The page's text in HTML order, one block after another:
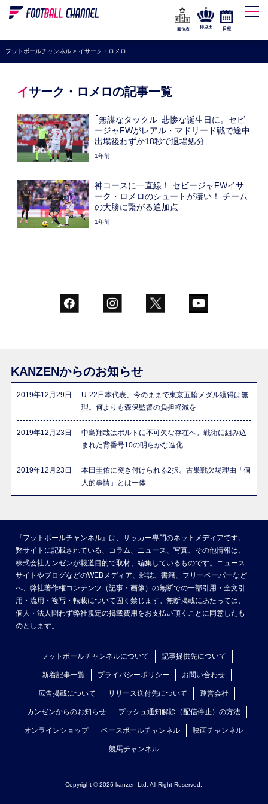
WEリーグ
海外サッカー
プレミアリーグ
ラ・リーガ
ブンデスリーガ
UEFA
高校サッカー
動画
順位表
得点王 日程
フットボールチャンネル> イサーク・ロメロ
イサーク・ロメロの記事一覧
｢無謀なタックル｣悲惨な誕生日に。セビ
ージャFWがレアル・マドリード戦で途中
出場後わずか18秒で退場処分
1年前
神コースに一直線！ セビージャFWイサ
ーク・ロメロのシュートが凄い！ チーム
の大勝に繋がる追加点
1年前
KANZENからのお知らせ
2019年12月29日
U-22日本代表、今のままで東京五輪メダル獲得は無
理。何よりも森保監督の負担軽減を
2019年12月23日
中島翔哉はポルトに不可欠な存在へ。戦術に組み込
まれた背番号10の明らかな進化
2019年12月23日
本田圭佑に突き付けられる2択。古巣戦欠場理由「個
人的事情」とは一体…
『フットボールチャンネル』は、サッカー専門のネットメディアです。
弊サイトに記載されている、コラム、ニュース、写真、その他情報は、
株式会社カンゼンが報道目的で取材、編集しているものです。ニュース
サイトやブログなどのWEBメディア、雑誌、書籍、フリーペーパーなど
へ、弊社著作権コンテンツ（記事・画像）の無断での一部引用・全文引
用・流用・複写・転載について固く禁じます。無断掲載にあたっては、
個人・法人問わず弊社規定の掲載費用をお支払い頂くことに同意したも
のとします。
フットボールチャンネルについて 記事提供先について
新着記事一覧 プライバシーポリシー お問い合わせ
広告掲載について リリース送付先について 運営会社
カンゼンからのお知らせ プッシュ通知解除（配信停止）の方法
オンラインショップ ベースボールチャンネル 映画チャンネル
競馬チャンネル
Copyright © 2026 kanzen Ltd. All Right Reserved.